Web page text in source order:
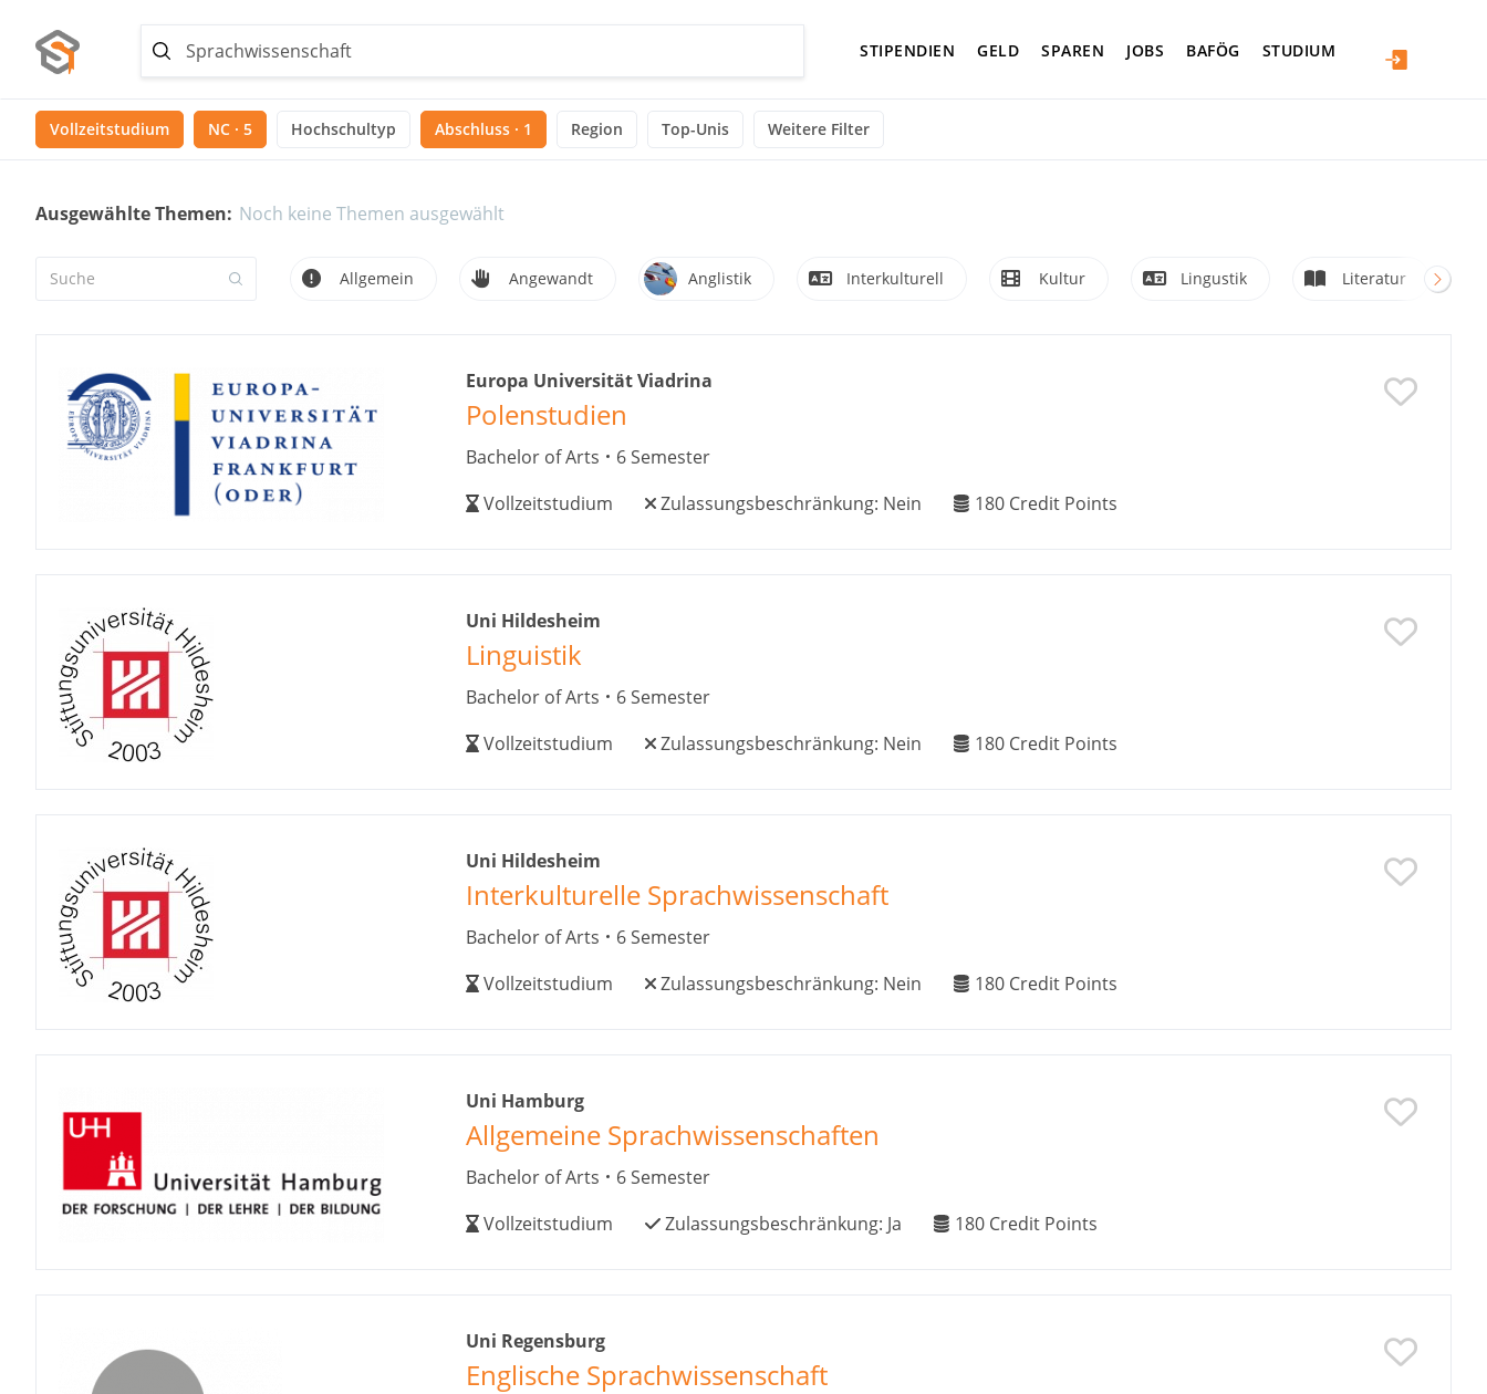
STIPENDIEN GELD SPAREN JOBS BAFÖG STUDIUM
Vollzeitstudium NC · 5 Hochschultyp Abschluss · 1 Region Top-Unis Weitere Filter
Ausgewählte Themen: Noch keine Themen ausgewählt
Allgemein Angewandt Anglistik Interkulturell Kultur Lingustik Literatur
Europa Universität Viadrina
Polenstudien
Bachelor of Arts
6 Semester
Vollzeitstudium
Zulassungsbeschränkung: Nein 180 Credit Points
Uni Hildesheim
Linguistik
Bachelor of Arts
6 Semester
Vollzeitstudium
Zulassungsbeschränkung: Nein 180 Credit Points
Uni Hildesheim
Interkulturelle Sprachwissenschaft
Bachelor of Arts
6 Semester
Vollzeitstudium
Zulassungsbeschränkung: Nein 180 Credit Points
Uni Hamburg
Allgemeine Sprachwissenschaften
Bachelor of Arts
6 Semester
Vollzeitstudium
Zulassungsbeschränkung: Ja 180 Credit Points
Uni Regensburg
Englische Sprachwissenschaft